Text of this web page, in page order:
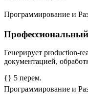
Программирование и
Генерирует production-
документацией,
{} 5 перем.
Программирование и